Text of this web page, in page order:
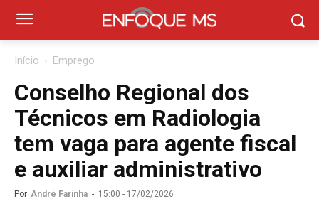
Início Emprego
Conselho Regional dos
Técnicos em Radiologia
tem vaga para agente fiscal
e auxiliar administrativo
Por André Farinha - 15:00 - 17/02/2026